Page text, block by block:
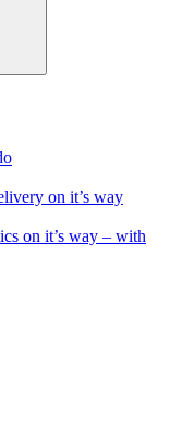
on it’s way
on it’s way – with